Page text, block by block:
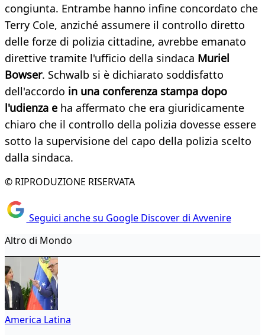
congiunta. Entrambe hanno infine concordato che
Terry Cole, anziché assumere il controllo diretto
delle forze di polizia cittadine, avrebbe emanato
direttive tramite l'ufficio della sindaca Muriel
Bowser. Schwalb si è dichiarato soddisfatto
dell'accordo in una conferenza stampa dopo
l'udienza e ha affermato che era giuridicamente
chiaro che il controllo della polizia dovesse essere
sotto la supervisione del capo della polizia scelto
dalla sindaca.
© RIPRODUZIONE RISERVATA
Seguici anche su Google Discover di Avvenire
Altro di Mondo
America Latina